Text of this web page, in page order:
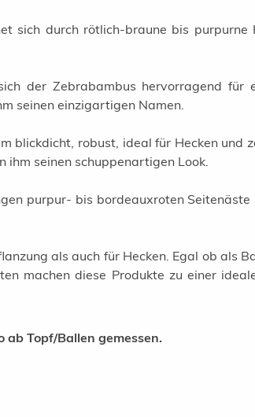
sich durch rötlich-braune bis purpurne
der Zebrabambus hervorragend für
seinen einzigartigen Namen.
blickdicht, robust, ideal für Hecken und
ihm seinen schuppenartigen Look.
purpur- bis bordeauxroten Seitenäste
als auch für Hecken. Egal ob als
machen diese Produkte zu einer
ab Topf/Ballen gemessen.